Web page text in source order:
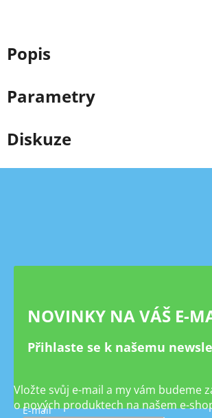
Popis
Parametry
Diskuze
Z
NOVINKY NA VÁŠ E-
Přihlaste se k našemu
Vložte svůj e-mail a my vám budeme
o nových produktech na našem e-
E-mail